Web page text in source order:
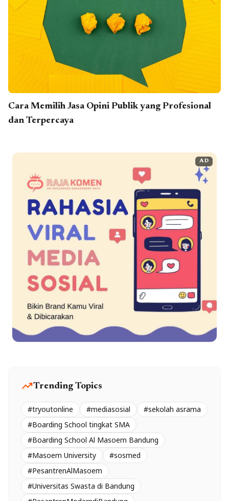
Cara Memilih Jasa Opini Publik yang Profesional
dan Terpercaya
AD
trending_upTrending Topics
#tryoutonline #mediasosial
#sekolah asrama
#Boarding School tingkat SMA
#Boarding School Al Masoem Bandung
#Masoem University
#sosmed
#PesantrenAlMasoem
#Universitas Swasta di Bandung